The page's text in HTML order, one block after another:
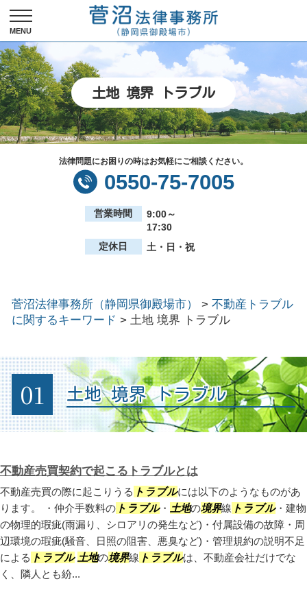
土地 境界 トラブル
法律問題にお困りの時はお気軽にご相談ください。
0550-75-7005
営業時間
9:00～
17:30
定休日
土・日・祝
菅沼法律事務所（静岡県御殿場市） > 不動産トラブル
に関するキーワード > 土地 境界 トラブル
01 土地 境界 トラブル
不動産売買契約で起こるトラブルとは
不動産売買の際に起こりうる トラブルには以下のようなものがあ
ります。 ・仲介手数料の トラブル・ 土地の境界線 トラブル・建物
の物理的瑕疵(雨漏り、シロアリの発生など)・付属設備の故障・周
辺環境の瑕疵(騒音、日照の阻害、悪臭など)・管理規約の説明不足
による トラブル 土地の境界線 トラブルは、不動産会社だけでな
く、隣人とも紛...